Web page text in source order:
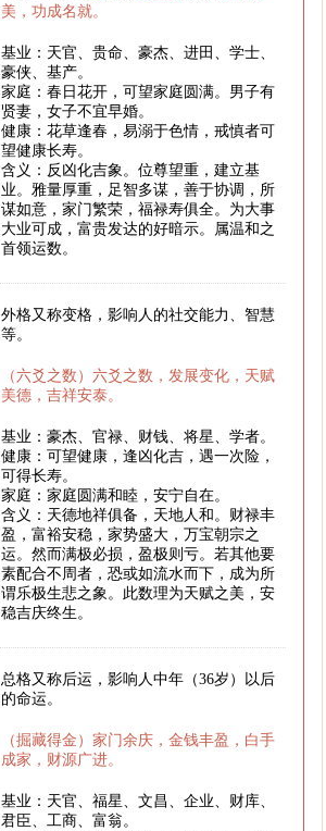
美，功成名就。
基业：天官、贵命、豪杰、进田、学士、
豪侠、基产。
家庭：春日花开，可望家庭圆满。男子有
贤妻，女子不宜早婚。
健康：花草逢春，易溺于色情，戒慎者可
望健康长寿。
含义：反凶化吉象。位尊望重，建立基
业。雅量厚重，足智多谋，善于协调，所
谋如意，家门繁荣，福禄寿俱全。为大事
大业可成，富贵发达的好暗示。属温和之
首领运数。
外格又称变格，影响人的社交能力、智慧
等。
（六爻之数）六爻之数，发展变化，天赋
美德，吉祥安泰。
基业：豪杰、官禄、财钱、将星、学者。
健康：可望健康，逢凶化吉，遇一次险，
可得长寿。
家庭：家庭圆满和睦，安宁自在。
含义：天德地祥俱备，天地人和。财禄丰
盈，富裕安稳，家势盛大，万宝朝宗之
运。然而满极必损，盈极则亏。若其他要
素配合不周者，恐或如流水而下，成为所
谓乐极生悲之象。此数理为天赋之美，安
稳吉庆终生。
总格又称后运，影响人中年（36岁）以后
的命运。
（掘藏得金）家门余庆，金钱丰盈，白手
成家，财源广进。
基业：天官、福星、文昌、企业、财库、
君臣、工商、富翁。